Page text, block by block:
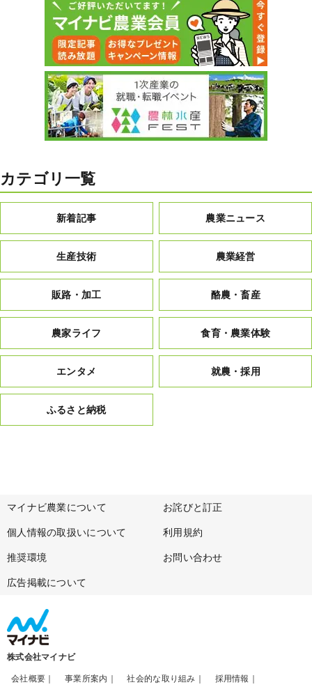
カテゴリ一覧
新着記事 農業ニュース
生産技術 農業経営
販路・加工 酪農・畜産
農家ライフ 食育・農業体験
エンタメ 就農・採用
ふるさと納税
マイナビ農業について お詫びと訂正
個人情報の取扱いについて 利用規約
推奨環境 お問い合わせ
広告掲載について
株式会社マイナビ
会社概要 事業所案内 社会的な取り組み 採用情報